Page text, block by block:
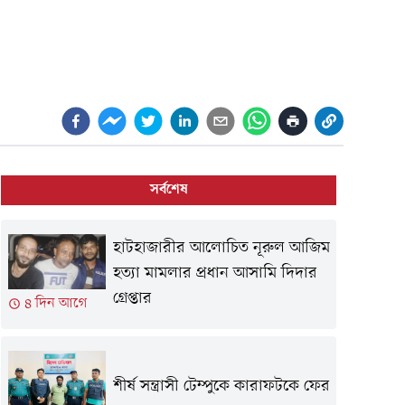
সর্বশেষ
৪ দিন আগে
হাটহাজারীর আলোচিত নূরুল আজিম
হত্যা মামলার প্রধান আসামি দিদার
গ্রেপ্তার
শীর্ষ সন্ত্রাসী টেম্পুকে কারাফটকে ফের